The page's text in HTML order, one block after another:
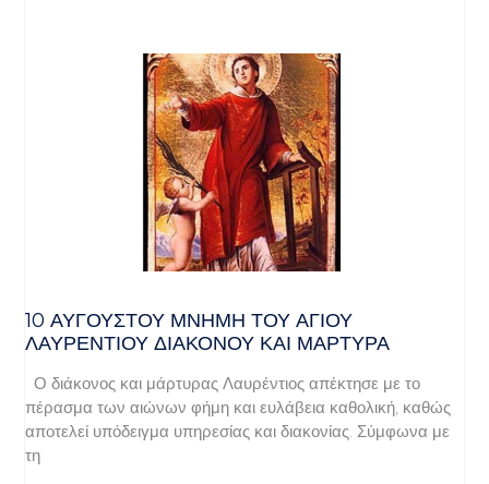
10 ΑΥΓΟΥΣΤΟΥ ΜΝΗΜΗ ΤΟΥ ΑΓΙΟΥ
ΛΑΥΡΕΝΤΙΟΥ ΔΙΑΚΟΝΟΥ ΚΑΙ ΜΑΡΤΥΡΑ
Ο διάκονος και μάρτυρας Λαυρέντιος απέκτησε με το
πέρασμα των αιώνων φήμη και ευλάβεια καθολική, καθώς
αποτελεί υπόδειγμα υπηρεσίας και διακονίας. Σύμφωνα με
τη